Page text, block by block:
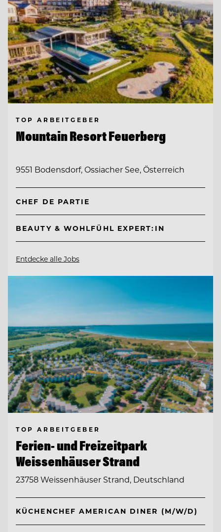
TOP ARBEITGEBER
Mountain Resort Feuerberg
9551 Bodensdorf, Ossiacher See, Österreich
CHEF DE PARTIE
BEAUTY & WOHLFÜHL EXPERT:IN
Entdecke alle Jobs
TOP ARBEITGEBER
Ferien- und Freizeitpark
Weissenhäuser Strand
23758 Weissenhäuser Strand, Deutschland
KÜCHENCHEF AMERICAN DINER (M/W/D)